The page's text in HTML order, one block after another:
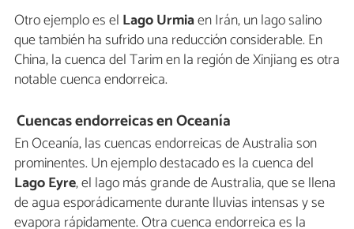
Otro ejemplo es el Lago Urmiaen Irán, un lago salino
que también ha sufrido una reducción considerable. En
China, la cuenca del Tarim en la región de Xinjiang es otra
notable cuenca endorreica.
Cuencas endorreicas en Oceanía
En Oceanía, las cuencas endorreicas de Australia son
prominentes. Un ejemplo destacado es la cuenca del
Lago Eyre, el lago más grande de Australia, que se llena
de agua esporádicamente durante lluvias intensas y se
evapora rápidamente. Otra cuenca endorreica es la